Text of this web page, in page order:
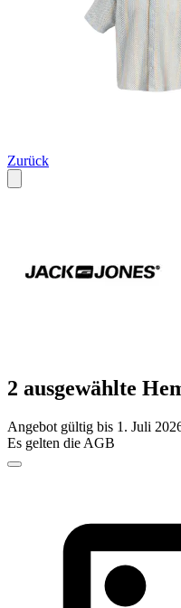
Zurück
2 ausgewählte
Angebot gültig bis 1. Juli
Es gelten die AGB